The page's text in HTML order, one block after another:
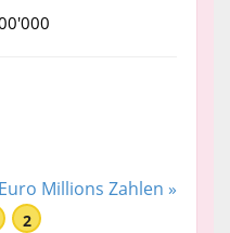
Euro Millions Zahlen »
2